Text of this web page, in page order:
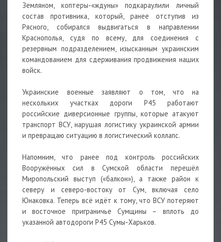
Земляном, коптеры-«ждуны» подкараулили личный
состав противника, который, ранее отступив из
Рясного, собирался выдвигаться в направлении
Краснополья, судя по всему, для соединения с
резервным подразделением, изысканным украинским
командованием для сдерживания продвижения наших
войск.
Украинские военные заявляют о том, что на
нескольких участках дороги Р45 работают
российские диверсионные группы, которые атакуют
транспорт ВСУ, нарушая логистику украинской армии
и превращаю ситуацию в логистический коллапс.
Напомним, что ранее под контроль российских
Вооружённых сил в Сумской области перешёл
Миропольский выступ («балкон»), а также район к
северу и северо-востоку от Сум, включая село
Юнаковка. Теперь всё идёт к тому, что ВСУ потеряют
и восточное приграничье Сумщины – вплоть до
указанной автодороги Р45 Сумы-Харьков.